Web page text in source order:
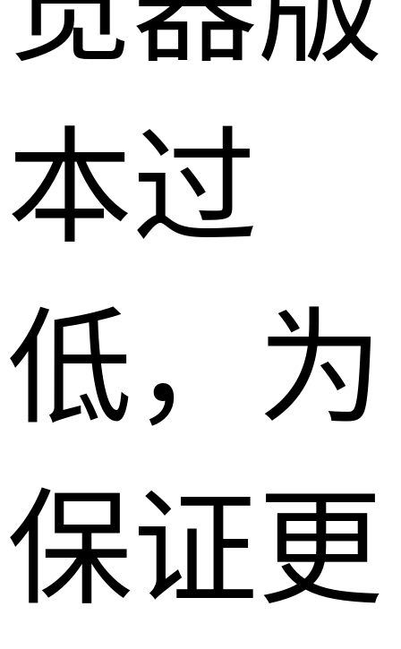
本过
低，为
保证更